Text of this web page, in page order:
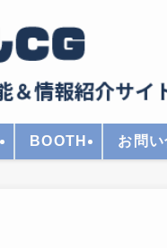
BOOTH お問